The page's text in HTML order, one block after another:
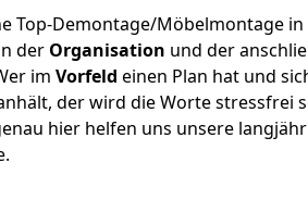
Top-Demontage/Möbelmontage in
der Organisation und der
im Vorfeld einen Plan hat und
der wird die Worte stressfrei
hier helfen uns unsere